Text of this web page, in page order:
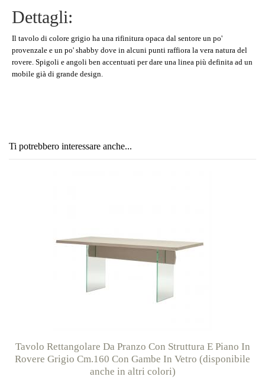
Dettagli:
Il tavolo di colore grigio ha una rifinitura opaca dal sentore un po'
provenzale e un po' shabby dove in alcuni punti raffiora la vera natura del
rovere. Spigoli e angoli ben accentuati per dare una linea più definita ad un
mobile già di grande design.
Ti potrebbero interessare anche...
Tavolo Rettangolare Da Pranzo Con Struttura E Piano In
Rovere Grigio Cm.160 Con Gambe In Vetro (disponibile
anche in altri colori)